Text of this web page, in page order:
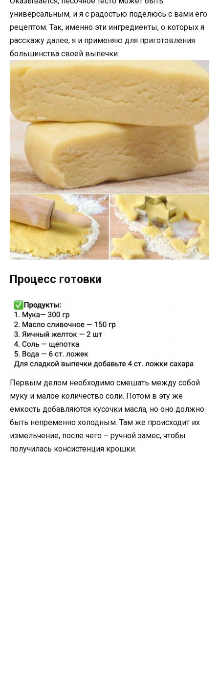
универсальным, и я с радостью поделюсь с вами его
рецептом. Так, именно эти ингредиенты, о которых я
расскажу далее, я и применяю для приготовления
большинства своей выпечки.
Процесс готовки
Первым делом необходимо смешать между собой
муку и малое количество соли. Потом в эту же
емкость добавляются кусочки масла, но оно должно
быть непременно холодным. Там же происходит их
измельчение, после чего – ручной замес, чтобы
получилась консистенция крошки.